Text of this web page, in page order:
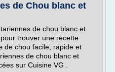
de Chou blanc et
de chou blanc et
trouver une recette
de chou facile, rapide et
de chou blanc et
sur Cuisine VG .